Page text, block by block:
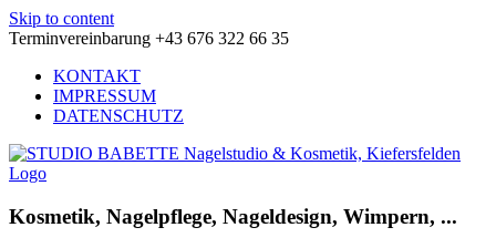
Skip to content
Terminvereinbarung +43 676 322 66 35
KONTAKT
IMPRESSUM
DATENSCHUTZ
Kosmetik, Nagelpflege, Nageldesign, Wimpern, ...